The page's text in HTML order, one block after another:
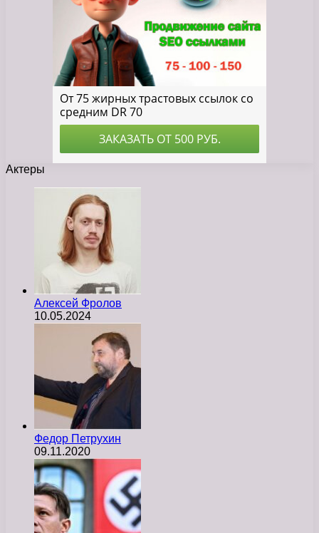
Актеры
Алексей Фролов
10.05.2024
Федор Петрухин
09.11.2020